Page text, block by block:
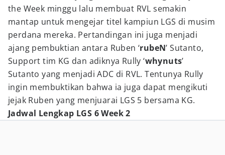
the Week minggu lalu membuat RVL semakin
mantap untuk mengejar titel kampiun LGS di musim
perdana mereka. Pertandingan ini juga menjadi
ajang pembuktian antara Ruben ‘rubeN’ Sutanto,
Support tim KG dan adiknya Rully ‘whynuts’
Sutanto yang menjadi ADC di RVL. Tentunya Rully
ingin membuktikan bahwa ia juga dapat mengikuti
jejak Ruben yang menjuarai LGS 5 bersama KG.
Jadwal Lengkap LGS 6 Week 2